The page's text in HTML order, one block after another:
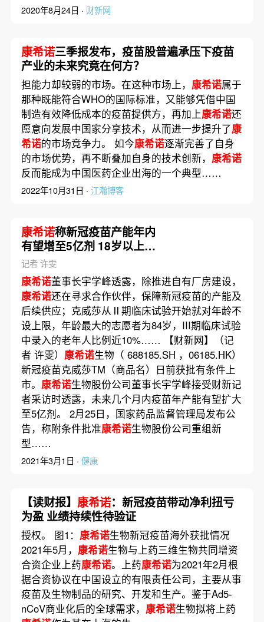
2020年8月24日 · 财新网
康希诺三季报发布，疫苗股普遍承压下疫苗
产业的未来究竟在何方？
担能力却较弱的市场。在这种市场上， 康希诺属于
那种既能符合WHO的国际标准，又能够凭借中国
制造有效降低成本的疫苗提供方，再加上康希诺还
愿意向发展中国家分享技术，从而进一步提升了康
希诺的市场竞争力。 如今康希诺逐渐完善了自身
的市场优势，再不断叠加自身的技术创新， 康希诺
反而能成为中国医药企业出海的一个典型……
2022年10月31日 · 江瀚博客
康希诺称新冠疫苗产能年内
有望增至5亿剂 18岁以上均
可接种
记者 许雯
康希诺董事长宇学峰透露，除推进自有厂房建设，
康希诺还在寻求合作伙伴，保障新冠疫苗的产能及
后续供应；克威莎从Ⅱ期临床试验开始就对年龄不
设上限，年龄最大的志愿者为84岁，III期临床试验
中录入的老年人比例近10%…… 【财新网】（记
者 许雯） 康希诺生物（ 688185.SH ，06185.HK）
新冠疫苗克威莎TM（商品名）日前获批有条件上
市。 康希诺生物股份公司董事长宇学峰接受财新记
者采访时透露，未来几个月内疫苗年产能有望扩大
至5亿剂。 2月25日，国家药品监督管理局发布公
告，称附条件批准康希诺生物股份公司重组新
型……
2021年3月1日 · 健康
【读财报】 康希诺：新冠疫苗带动净利扭亏
为盈 业绩持续性待验证
授权。 图1： 康希诺生物新冠疫苗海外获批情况
2021年5月， 康希诺生物与上药三维生物共同增资
合资企业上药康希诺。上药康希诺为2021年2月根
据合资协议在中国设立的有限责任公司，主要从事
疫苗及生物制品的研究、开发和生产。鉴于Ad5-
nCoV商业化后的全球需求， 康希诺生物拟将上药